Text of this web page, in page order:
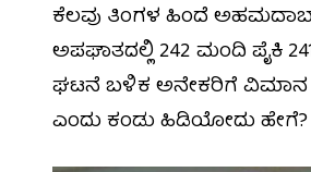
ಕೆಲವು ತಿಂಗಳ ಹಿಂದೆ
ಅಪಘಾತದಲ್ಲಿ 242 ಮಂದಿ ಪೈಕಿ
ಘಟನೆ ಬಳಿಕ ಅನೇಕರಿಗೆ ವಿಮಾನ
ಎಂದು ಕಂಡು ಹಿಡಿಯೋದು ಹೇಗೆ?